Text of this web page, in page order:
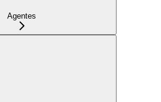
Agentes